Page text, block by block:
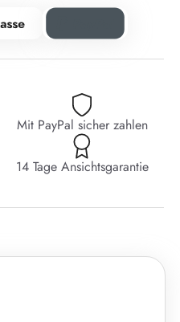
Mit PayPal sicher zahlen
14 Tage Ansichtsgarantie